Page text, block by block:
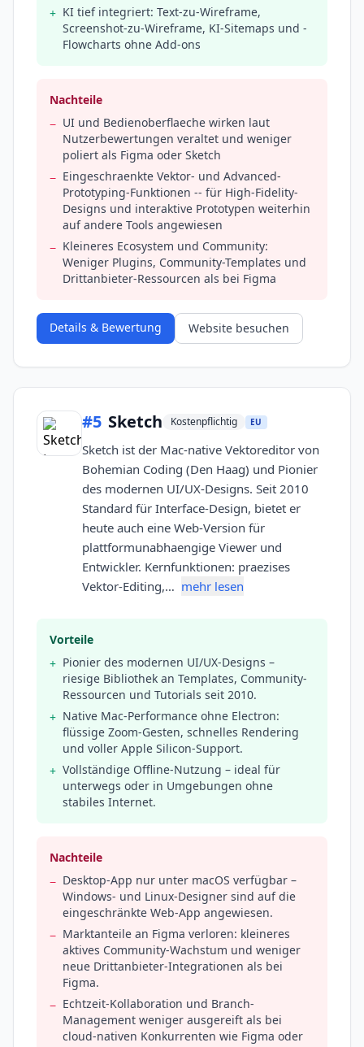
+ KI tief integriert: Text-zu-Wireframe,
Screenshot-zu-Wireframe, KI-Sitemaps und -
Flowcharts ohne Add-ons
Nachteile
− UI und Bedienoberflaeche wirken laut
Nutzerbewertungen veraltet und weniger
poliert als Figma oder Sketch
− Eingeschraenkte Vektor- und Advanced-
Prototyping-Funktionen -- für High-Fidelity-
Designs und interaktive Prototypen weiterhin
auf andere Tools angewiesen
− Kleineres Ecosystem und Community:
Weniger Plugins, Community-Templates und
Drittanbieter-Ressourcen als bei Figma
Details & Bewertung Website besuchen
#5 Sketch Kostenpflichtig EU
Sketch ist der Mac-native Vektoreditor von
Bohemian Coding (Den Haag) und Pionier
des modernen UI/UX-Designs. Seit 2010
Standard für Interface-Design, bietet er
heute auch eine Web-Version für
plattformunabhaengige Viewer und
Entwickler. Kernfunktionen: praezises
Vektor-Editing,… mehr lesen
Vorteile
+ Pionier des modernen UI/UX-Designs –
riesige Bibliothek an Templates, Community-
Ressourcen und Tutorials seit 2010.
+ Native Mac-Performance ohne Electron:
flüssige Zoom-Gesten, schnelles Rendering
und voller Apple Silicon-Support.
+ Vollständige Offline-Nutzung – ideal für
unterwegs oder in Umgebungen ohne
stabiles Internet.
Nachteile
− Desktop-App nur unter macOS verfügbar –
Windows- und Linux-Designer sind auf die
eingeschränkte Web-App angewiesen.
− Marktanteile an Figma verloren: kleineres
aktives Community-Wachstum und weniger
neue Drittanbieter-Integrationen als bei
Figma.
− Echtzeit-Kollaboration und Branch-
Management weniger ausgereift als bei
cloud-nativen Konkurrenten wie Figma oder